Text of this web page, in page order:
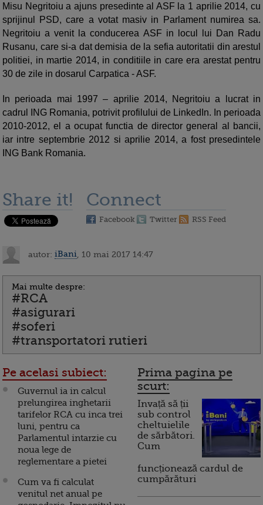
Misu Negritoiu a ajuns presedinte al ASF la 1 aprilie 2014, cu
sprijinul PSD, care a votat masiv in Parlament numirea sa.
Negritoiu a venit la conducerea ASF in locul lui Dan Radu
Rusanu, care si-a dat demisia de la sefia autoritatii din arestul
politiei, in martie 2014, in conditiile in care era arestat pentru
30 de zile in dosarul Carpatica - ASF.
In perioada mai 1997 – aprilie 2014, Negritoiu a lucrat in
cadrul ING Romania, potrivit profilului de LinkedIn. In perioada
2010-2012, el a ocupat functia de director general al bancii,
iar intre septembrie 2012 si aprilie 2014, a fost presedintele
ING Bank Romania.
Share it! Connect
Facebook Twitter RSS Feed
autor: iBani , 10 mai 2017 14:47
Mai multe despre:
#RCA
#asigurari
#soferi
#transportatori rutieri
Pe acelasi subiect:
Guvernul ia in calcul
prelungirea inghetarii
tarifelor RCA cu inca trei
luni, pentru ca
Parlamentul intarzie cu
noua lege de
reglementare a pietei
Cum va fi calculat
venitul net anual pe
Prima pagina pe
scurt:
Invață să ții
sub control
cheltuielile
de sărbători.
Cum
funcționează cardul de
cumpărături